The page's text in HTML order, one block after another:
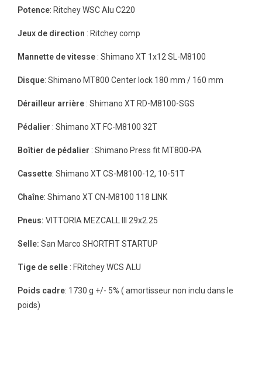
Potence: Ritchey WSC Alu C220
Jeux de direction : Ritchey comp
Mannette de vitesse : Shimano XT 1x12 SL-M8100
Disque: Shimano MT800 Center lock 180 mm / 160 mm
Dérailleur arrière : Shimano XT RD-M8100-SGS
Pédalier : Shimano XT FC-M8100 32T
Boîtier de pédalier : Shimano Press fit MT800-PA
Cassette: Shimano XT CS-M8100-12, 10-51T
Chaîne: Shimano XT CN-M8100 118 LINK
Pneus: VITTORIA MEZCALL III 29x2.25
Selle: San Marco SHORTFIT STARTUP
Tige de selle : FRitchey WCS ALU
Poids cadre: 1730 g +/- 5% ( amortisseur non inclu dans le
poids)